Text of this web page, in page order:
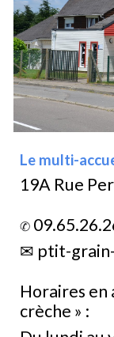
Le multi-
19A Rue
✆
✉ ptit-
Horaires en
crèche » :